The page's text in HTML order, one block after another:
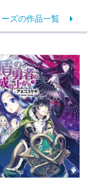
ズの作品一覧